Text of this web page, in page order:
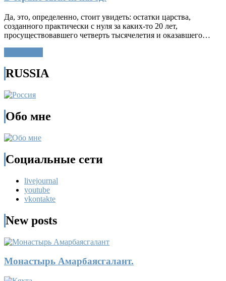
Да, это, определенно, стоит увидеть: остатки царства,
созданного практически с нуля за каких-то 20 лет,
просуществовавшего четверть тысячелетия и оказавшего…
RUSSIA
Обо мне
Социальные сети
livejournal
youtube
vkontakte
New posts
Монастырь Амарбаясгалант.